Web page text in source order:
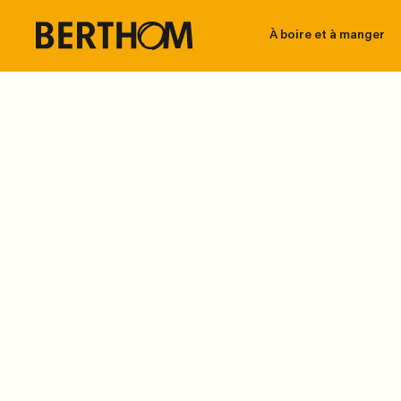
À boire et à manger